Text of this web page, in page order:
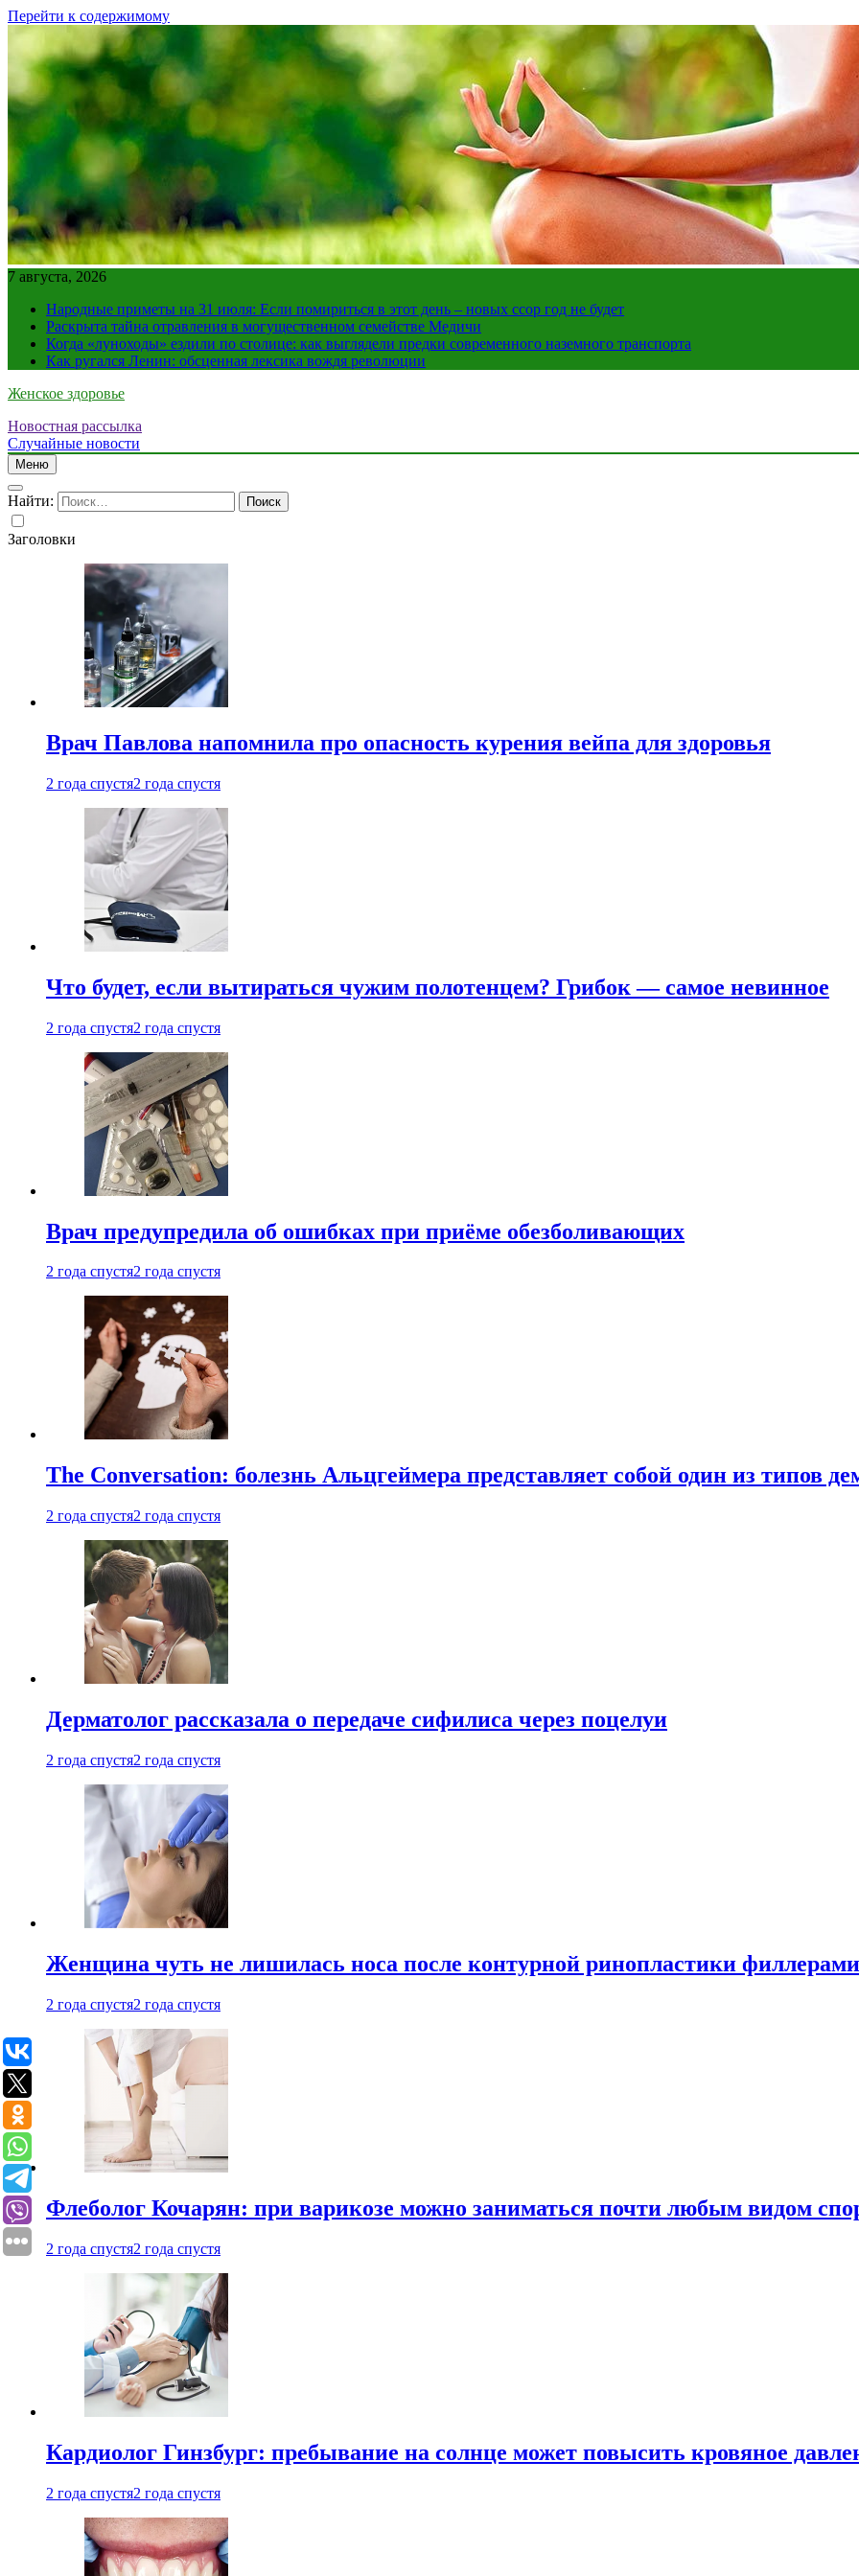
Перейти к содержимому
7 августа, 2026
Народные приметы на 31 июля: Если помириться в этот день – новых ссор год не будет
Раскрыта тайна отравления в могущественном семействе Медичи
Когда «луноходы» ездили по столице: как выглядели предки современного наземного транспорта
Как ругался Ленин: обсценная лексика вождя революции
Женское здоровье
Новостная рассылка
Случайные новости
Меню
Найти:
Заголовки
Врач Павлова напомнила про опасность курения вейпа для здоровья
2 года спустя2 года спустя
Что будет, если вытираться чужим полотенцем? Грибок — самое невинное
2 года спустя2 года спустя
Врач предупредила об ошибках при приëме обезболивающих
2 года спустя2 года спустя
The Conversation: болезнь Альцгеймера представляет собой один из типов
2 года спустя2 года спустя
Дерматолог рассказала о передаче сифилиса через поцелуи
2 года спустя2 года спустя
Женщина чуть не лишилась носа после контурной ринопластики филлерами
2 года спустя2 года спустя
Флеболог Кочарян: при варикозе можно заниматься почти любым видом
2 года спустя2 года спустя
Кардиолог Гинзбург: пребывание на солнце может повысить кровяное
2 года спустя2 года спустя